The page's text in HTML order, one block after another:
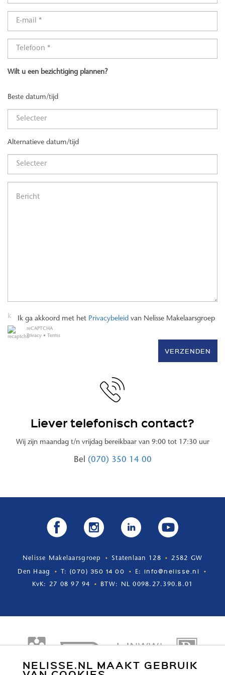
NELISSE.NL MAAKT GEBRUIK
Wilt u een bezichtiging plannen?
Beste datum/tijd
Alternatieve datum/tijd
Ik ga akkoord met het Privacybeleid van Nelisse Makelaarsgroep
reCAPTCHA
Privacy • Terms
VERZENDEN
Liever telefonisch contact?
Wij zijn maandag t/n vrijdag bereikbaar van 9:00 tot 17:30 uur
Bel (070) 350 14 00
Nelisse Makelaarsgroep Statenlaan 128 2582 GW
Den Haag T: (070) 350 14 00 E: info@nelisse.nl
KvK: 27 08 97 94 BTW: NL 0098.27.390.B.01